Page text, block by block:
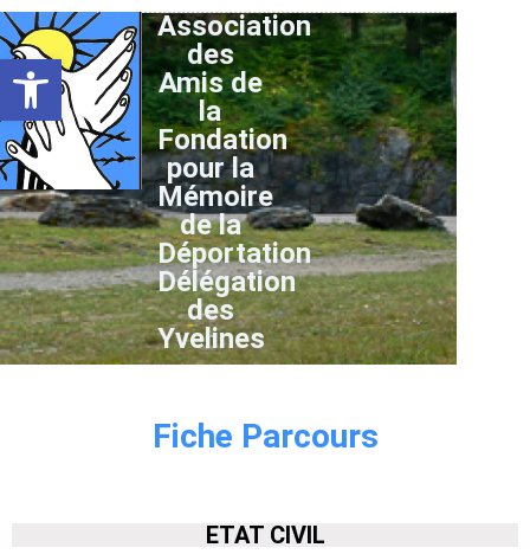
Ouvrir la barre d’outils
Association
des
Amis de
la
Fondation
pour la
Mémoire
de la
Déportation
Délégation
des
Yvelines
Fiche Parcours
ETAT CIVIL